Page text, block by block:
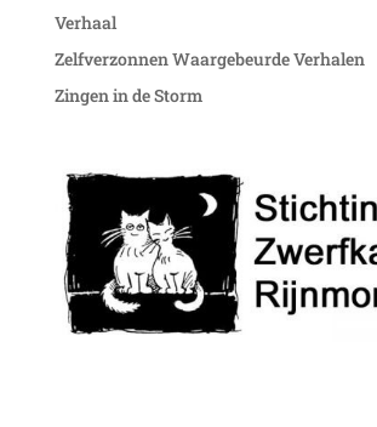
Verhaal
Zelfverzonnen Waargebeurde Verhalen
Zingen in de Storm